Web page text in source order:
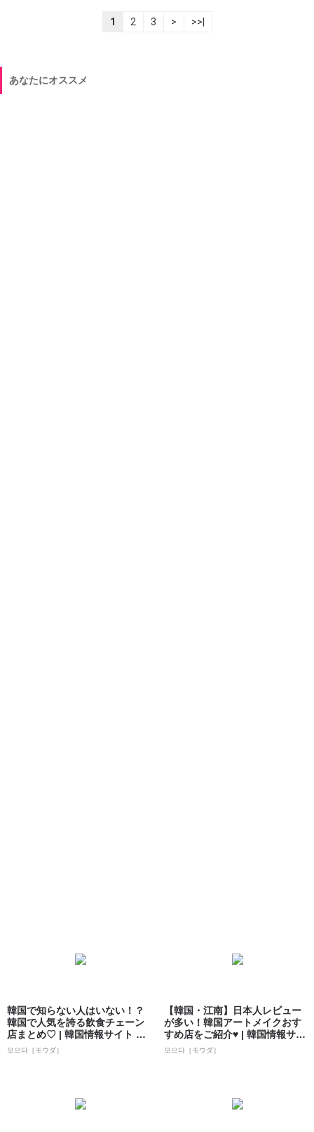
1 2 3 > >>|
あなたにオススメ
韓国で知らない人はいない！？
韓国で人気を誇る飲食チェーン
店まとめ♡ | 韓国情報サイト 모
으다［モ...
모으다［モウダ］
【韓国・江南】日本人レビュー
が多い！韓国アートメイクおす
すめ店をご紹介♥ | 韓国情報サイ
ト 모으...
모으다［モウダ］